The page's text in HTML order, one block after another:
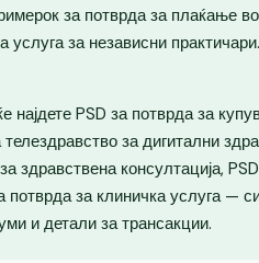
за потврда за плаќање
услуга за независни практичари.
најдете PSD за потврда за
за дигитални
здравствена консултација,
потврда за клиничка услуга —
и детали за трансакции.